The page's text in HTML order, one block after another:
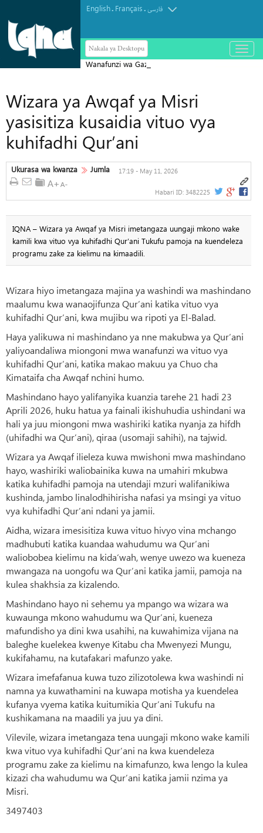
English. Français.فارسی
Nakala ya Desktopu
باز
و
Wanafunzi wa Gaza Wahitimisha
Kimoja
Wizara ya Awqaf ya Misri
yasisitiza kusaidia vituo vya
kuhifadhi Qur’ani
Ukurasa wa kwanza Jumla 17:19 - May 11, 2026
Habari ID: 3482225
IQNA – Wizara ya Awqaf ya Misri imetangaza uungaji mkono wake
kamili kwa vituo vya kuhifadhi Qur’ani Tukufu pamoja na kuendeleza
programu zake za kielimu na kimaadili.
Wizara hiyo imetangaza majina ya washindi wa mashindano
maalumu kwa wanaojifunza Qur’ani katika vituo vya
kuhifadhi Qur’ani, kwa mujibu wa ripoti ya El-Balad.
Haya yalikuwa ni mashindano ya nne makubwa ya Qur’ani
yaliyoandaliwa miongoni mwa wanafunzi wa vituo vya
kuhifadhi Qur’ani, katika makao makuu ya Chuo cha
Kimataifa cha Awqaf nchini humo.
Mashindano hayo yalifanyika kuanzia tarehe 21 hadi 23
Aprili 2026, huku hatua ya fainali ikishuhudia ushindani wa
hali ya juu miongoni mwa washiriki katika nyanja za hifdh
(uhifadhi wa Qur’ani), qiraa (usomaji sahihi), na tajwid.
Wizara ya Awqaf ilieleza kuwa mwishoni mwa mashindano
hayo, washiriki waliobainika kuwa na umahiri mkubwa
katika kuhifadhi pamoja na utendaji mzuri walifanikiwa
kushinda, jambo linalodhihirisha nafasi ya msingi ya vituo
vya kuhifadhi Qur’ani ndani ya jamii.
Aidha, wizara imesisitiza kuwa vituo hivyo vina mchango
madhubuti katika kuandaa wahudumu wa Qur’ani
waliobobea kielimu na kida‘wah, wenye uwezo wa kueneza
mwangaza na uongofu wa Qur’ani katika jamii, pamoja na
kulea shakhsia za kizalendo.
Mashindano hayo ni sehemu ya mpango wa wizara wa
kuwaunga mkono wahudumu wa Qur’ani, kueneza
mafundisho ya dini kwa usahihi, na kuwahimiza vijana na
baleghe kuelekea kwenye Kitabu cha Mwenyezi Mungu,
kukifahamu, na kutafakari mafunzo yake.
Wizara imefafanua kuwa tuzo zilizotolewa kwa washindi ni
namna ya kuwathamini na kuwapa motisha ya kuendelea
kufanya vyema katika kuitumikia Qur’ani Tukufu na
kushikamana na maadili ya juu ya dini.
Vilevile, wizara imetangaza tena uungaji mkono wake kamili
kwa vituo vya kuhifadhi Qur’ani na kwa kuendeleza
programu zake za kielimu na kimafunzo, kwa lengo la kulea
kizazi cha wahudumu wa Qur’ani katika jamii nzima ya
Misri.
3497403